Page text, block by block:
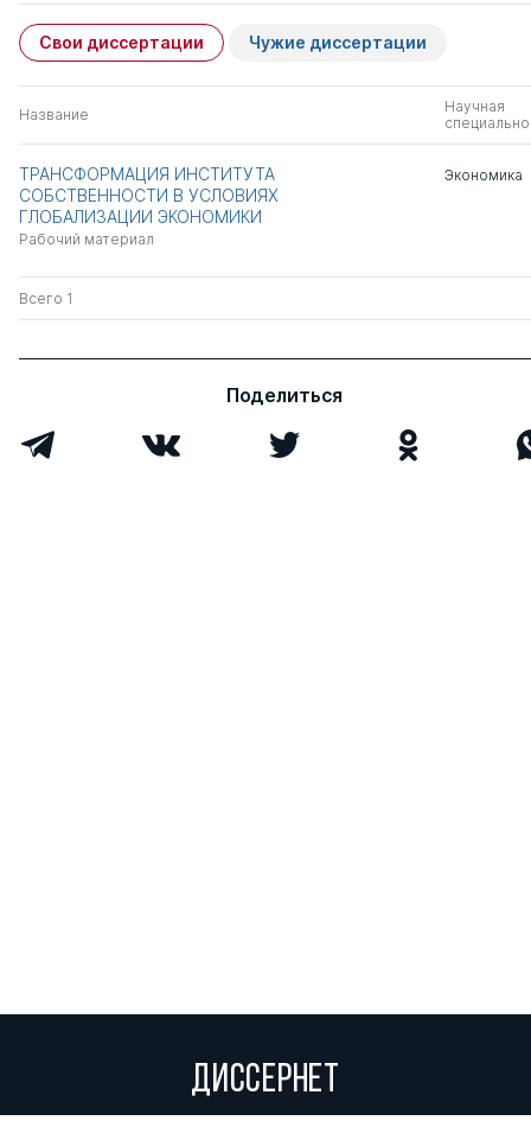
Свои диссертации Чужие диссертации
Название
Научная
ТРАНСФОРМАЦИЯ ИНСТИТУТА
СОБСТВЕННОСТИ В УСЛОВИЯХ
ГЛОБАЛИЗАЦИИ ЭКОНОМИКИ
Рабочий материал
Экономика
Всего 1
Поделиться
ДИССЕРНЕТ